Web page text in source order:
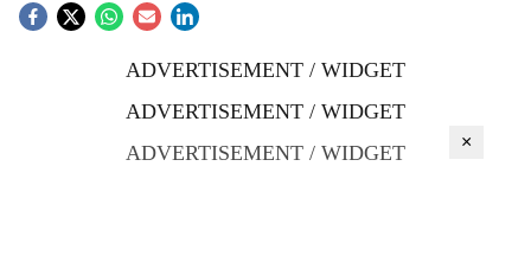
ADVERTISEMENT / WIDGET
ADVERTISEMENT / WIDGET
ADVERTISEMENT / WIDGET
×